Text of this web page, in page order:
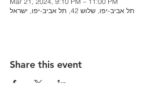
תל אביב-יפו, שלוש 42, תל אביב-יפו, ישראל
Share this event